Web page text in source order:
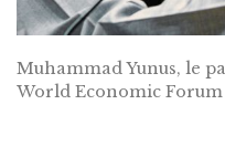
Muhammad Yunus, le
World Economic Forum